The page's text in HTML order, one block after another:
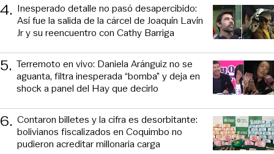
4. Inesperado detalle no pasó desapercibido:
Así fue la salida de la cárcel de Joaquín Lavín
Jr y su reencuentro con Cathy Barriga
5. Terremoto en vivo: Daniela Aránguiz no se
aguanta, filtra inesperada “bomba” y deja en
shock a panel del Hay que decirlo
6. Contaron billetes y la cifra es desorbitante:
bolivianos fiscalizados en Coquimbo no
pudieron acreditar millonaria carga